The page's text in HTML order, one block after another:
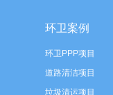
环卫案例
环卫PPP项目
道路清洁项目
垃圾清运项目